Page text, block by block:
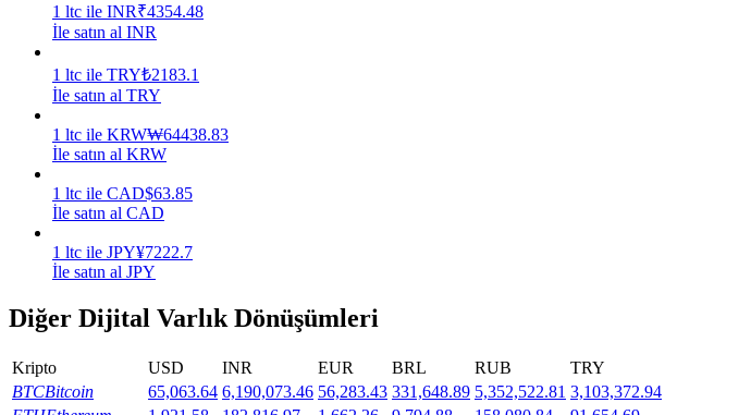
Power Piggy
1 ltc ile INR₹4354.48
İle satın al INR
1 ltc ile TRY₺2183.1
İle satın al TRY
1 ltc ile KRW₩64438.83
İle satın al KRW
1 ltc ile CAD$63.85
İle satın al CAD
1 ltc ile JPY¥7222.7
İle satın al JPY
Diğer Dijital Varlık Dönüşümleri
Kripto USD INR EUR BRL RUB
TRY
BTCBitcoin 65,063.64 6,190,073.46 56,283.43 331,648.89 5,352,522.81 3,103,372.94